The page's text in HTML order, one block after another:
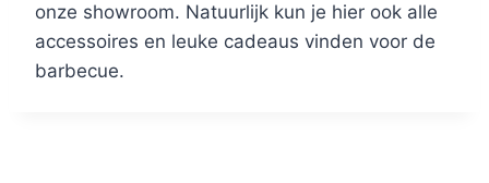
onze showroom. Natuurlijk kun je hier ook alle
accessoires en leuke cadeaus vinden voor de
barbecue.